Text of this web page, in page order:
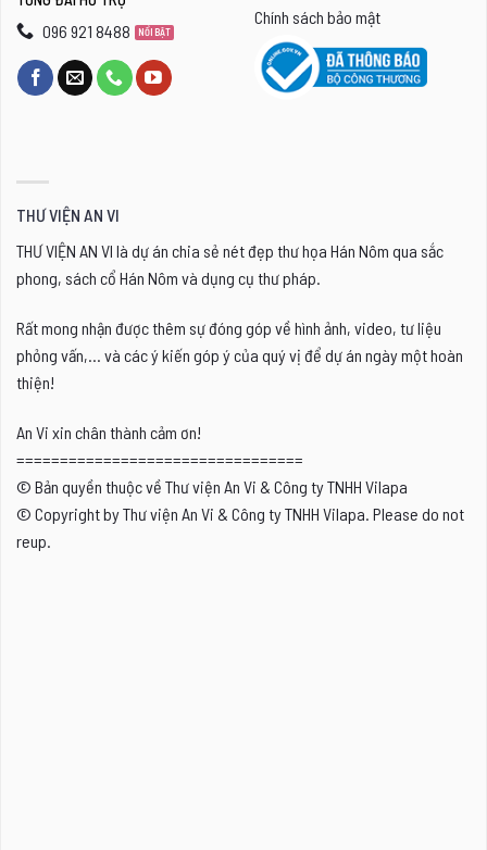
096 921 8488
Chính sách bảo mật
THƯ VIỆN AN VI
THƯ VIỆN AN VI là dự án chia sẻ nét đẹp thư họa Hán Nôm qua sắc
phong, sách cổ Hán Nôm và dụng cụ thư pháp.
Rất mong nhận được thêm sự đóng góp về hình ảnh, video, tư liệu
phỏng vấn,... và các ý kiến góp ý của quý vị để dự án ngày một hoàn
thiện!
An Vi xin chân thành cảm ơn!
=================================
© Bản quyền thuộc về Thư viện An Vi & Công ty TNHH Vilapa
© Copyright by Thư viện An Vi & Công ty TNHH Vilapa. Please do not
reup.